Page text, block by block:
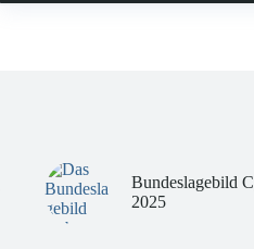
Bundeslagebild
2025